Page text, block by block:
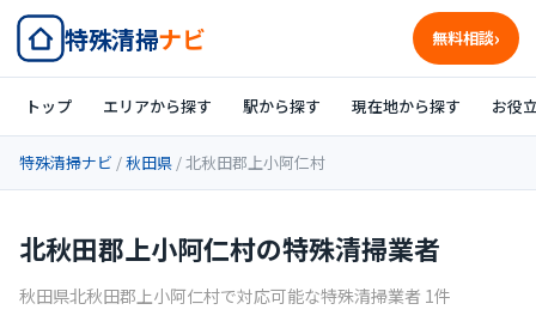
特殊清掃ナビ 無料相談
トップ エリアから探す 駅から探す 現在地から探す お役
特殊清掃ナビ /秋田県 / 北秋田郡上小阿仁村
北秋田郡上小阿仁村の特殊清掃業者
秋田県北秋田郡上小阿仁村で対応可能な特殊清掃業者 1件